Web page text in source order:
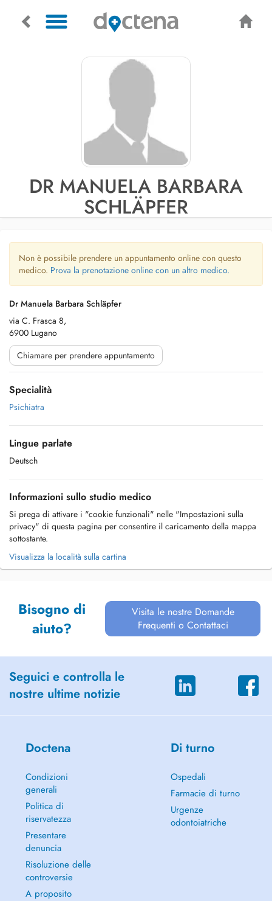
DR MANUELA BARBARA
SCHLÄPFER
Non è possibile prendere un appuntamento online con questo
medico. Prova la prenotazione online con un altro medico.
Dr Manuela Barbara Schläpfer
via C. Frasca 8,
6900 Lugano
Chiamare per prendere appuntamento
Specialità
Psichiatra
Lingue parlate
Deutsch
Informazioni sullo studio medico
Si prega di attivare i "cookie funzionali" nelle "Impostazioni sulla
privacy" di questa pagina per consentire il caricamento della mappa
sottostante.
Visualizza la località sulla cartina
Bisogno di
aiuto?
Visita le nostre Domande
Frequenti o Contattaci
Seguici e controlla le
nostre ultime notizie
Doctena
Condizioni
generali
Politica di
riservatezza
Presentare
denuncia
Risoluzione delle
controversie
A proposito
Di turno
Ospedali
Farmacie di turno
Urgenze
odontoiatriche